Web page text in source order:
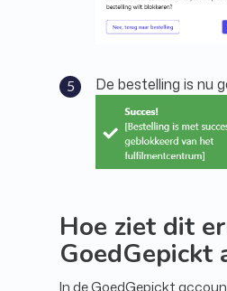
De bestelling is nu
Hoe ziet dit
GoedGepickt
In de GoedGepickt